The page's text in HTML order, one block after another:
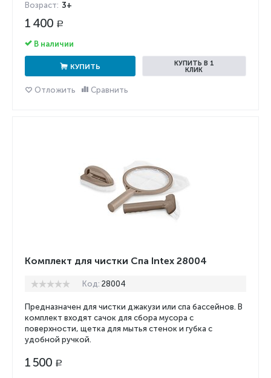
Возраст: 3+
1 400 Р
В наличии
КУПИТЬ
КУПИТЬ В 1
КЛИК
Отложить Сравнить
Комплект для чистки Спа Intex 28004
Код: 28004
Предназначен для чистки джакузи или спа бассейнов. В
комплект входят сачок для сбора мусора с
поверхности, щетка для мытья стенок и губка с
удобной ручкой.
1 500 Р